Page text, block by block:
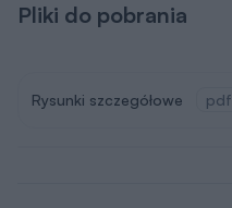
Pliki do pobrania
Rysunki szczegółowe pdf